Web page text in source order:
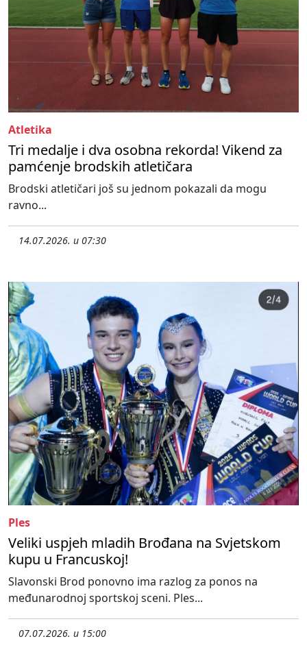
Atletika
Tri medalje i dva osobna rekorda! Vikend za
pamćenje brodskih atletičara
Brodski atletičari još su jednom pokazali da mogu
ravno...
14.07.2026. u 07:30
Ples
Veliki uspjeh mladih Brođana na Svjetskom
kupu u Francuskoj!
Slavonski Brod ponovno ima razlog za ponos na
međunarodnoj sportskoj sceni. Ples...
07.07.2026. u 15:00